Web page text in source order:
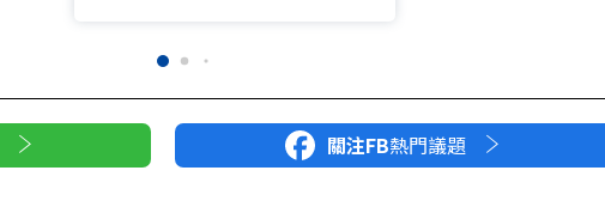
關注FB熱門議題